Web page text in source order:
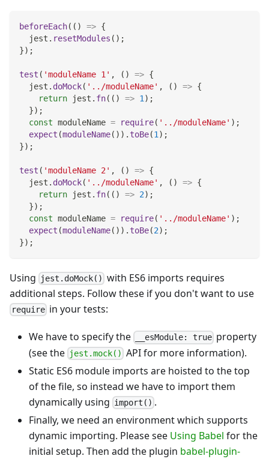
beforeEach( ( ) => {
  jest
. resetModules ( ) ;
}) ;
test ( 'moduleName 1' , ( ) => {
  jest
. doMock( '../moduleName' , ( ) => {
return jest . fn( ( ) => 1 ) ;
}) ;
const moduleName = require( '../moduleName' ) ;
expect (moduleName( ) ) . toBe(1 ) ;
}) ;
test ( 'moduleName 2' , ( ) => {
  jest
. doMock( '../moduleName' , ( ) => {
return jest . fn( ( ) => 2) ;
}) ;
const moduleName = require( '../moduleName' ) ;
expect (moduleName( ) ) . toBe(2) ;
}) ;
Using jest.doMock() with ES6 imports requires
additional steps. Follow these if you don't want to use
require in your tests:
We have to specify the __esModule: true property
(see the jest.mock() API for more information).
Static ES6 module imports are hoisted to the top
of the file, so instead we have to import them
dynamically using import() .
Finally, we need an environment which supports
dynamic importing. Please see Using Babel for the
initial setup. Then add the plugin babel-plugin-